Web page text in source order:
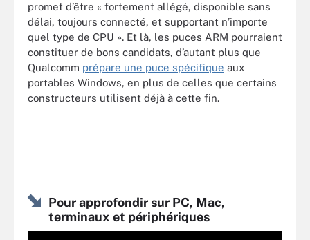
promet d’être « fortement allégé, disponible sans
délai, toujours connecté, et supportant n’importe
quel type de CPU ». Et là, les puces ARM pourraient
constituer de bons candidats, d’autant plus que
Qualcomm prépare une puce spécifique aux
portables Windows, en plus de celles que certains
constructeurs utilisent déjà à cette fin.
Pour approfondir sur PC, Mac,
terminaux et périphériques